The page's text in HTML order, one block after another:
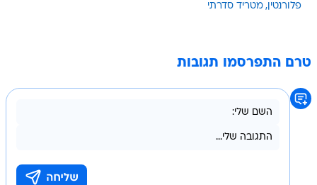
פלורנטין מטריד סדרתי
טרם התפרסמו תגובות